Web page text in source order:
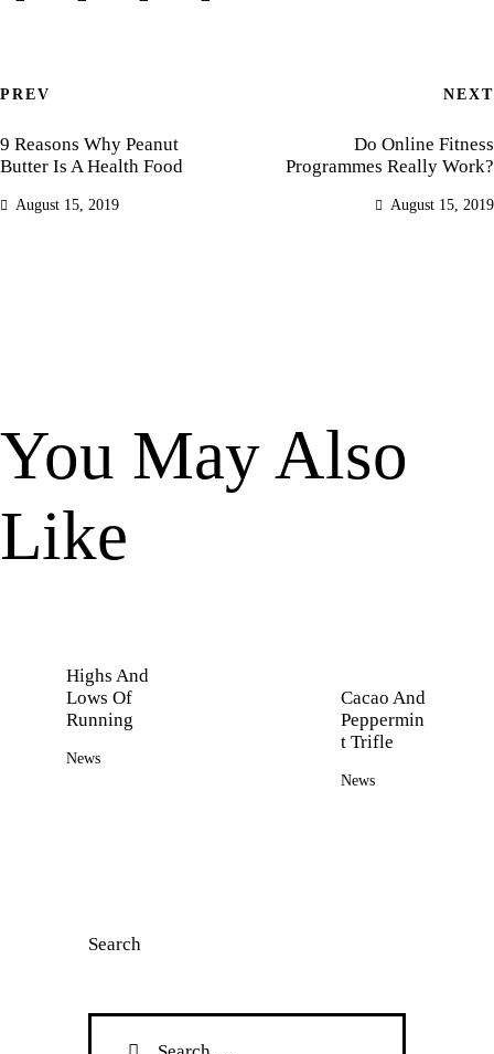
Post
PREV
9 Reasons Why Peanut
Butter Is A Health Food
August 15, 2019
NEXT
Do Online Fitness
Programmes Really Work?
August 15, 2019
You May Also
Like
Highs And
Lows Of
Running
News
Cacao And
Peppermin
t Trifle
News
Search
Search